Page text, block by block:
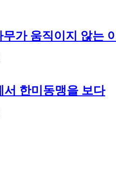
가 움직이지 않는
서 한미동맹을 보다